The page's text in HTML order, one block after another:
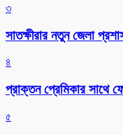
৩
সাতক্ষীরার নতুন জেলা
৪
প্রাক্তন প্রেমিকার সাথে
৫